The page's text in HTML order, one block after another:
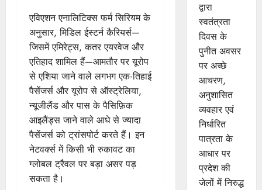
एविएशन एनालिटिक्स फर्म सिरियम के
अनुसार, मिडिल ईस्टर्न कैरियर्स—
जिसमें एमिरेट्स, कतर एयरवेज और
एतिहाद शामिल हैं—आमतौर पर यूरोप
से एशिया जाने वाले लगभग एक-तिहाई
पैसेंजर्स और यूरोप से ऑस्ट्रेलिया,
न्यूजीलैंड और पास के पैसिफ़िक
आइलैंड्स जाने वाले आधे से ज्यादा
पैसेंजर्स को ट्रांसपोर्ट करते हैं। इन
नेटवर्क्स में किसी भी रुकावट का
ग्लोबल ट्रैवल पर बड़ा असर पड़
सकता है।
द्वारा
स्वतंत्रता
दिवस के
पुनीत अवसर
पर अच्छे
आचरण,
अनुशासित
व्यवहार एवं
निर्धारित
पात्रता के
आधार पर
प्रदेश की
जेलों में निरुद्ध